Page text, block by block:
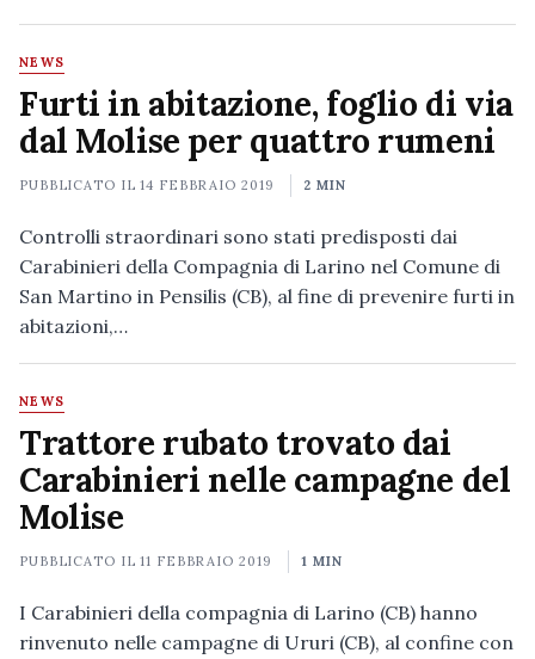
NEWS
Furti in abitazione, foglio di via
dal Molise per quattro rumeni
PUBBLICATO IL14 FEBBRAIO 2019 2 MIN
Controlli straordinari sono stati predisposti dai
Carabinieri della Compagnia di Larino nel Comune di
San Martino in Pensilis (CB), al fine di prevenire furti in
abitazioni,…
NEWS
Trattore rubato trovato dai
Carabinieri nelle campagne del
Molise
PUBBLICATO IL11 FEBBRAIO 2019 1 MIN
I Carabinieri della compagnia di Larino (CB) hanno
rinvenuto nelle campagne di Ururi (CB), al confine con